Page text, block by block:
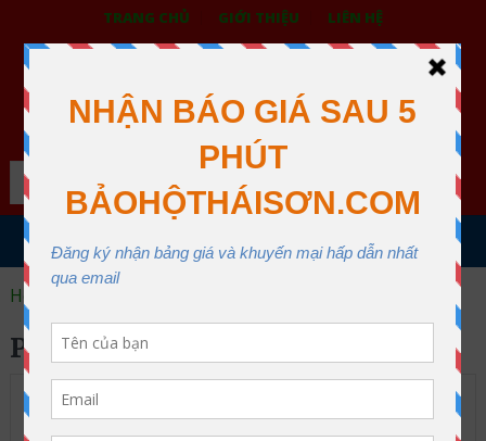
TRANG CHỦ GIỚI THIỆU LIÊN HỆ
BẢO HỘ LAO ĐỘNG THÁI SƠN
XƯỞNG MAY THÁI SƠN QUẬN 12
Search
MENU
Home
PHIN LỌC ĐỘC 3M